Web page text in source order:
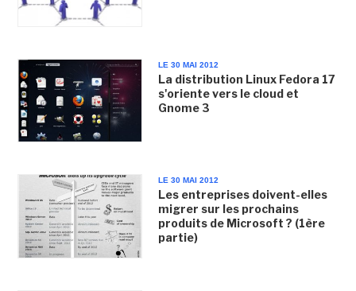
LE 30 MAI 2012
La distribution Linux Fedora 17
s'oriente vers le cloud et
Gnome 3
LE 30 MAI 2012
Les entreprises doivent-elles
migrer sur les prochains
produits de Microsoft ? (1ère
partie)